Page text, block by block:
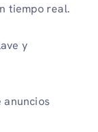
tiempo real.
y
anuncios